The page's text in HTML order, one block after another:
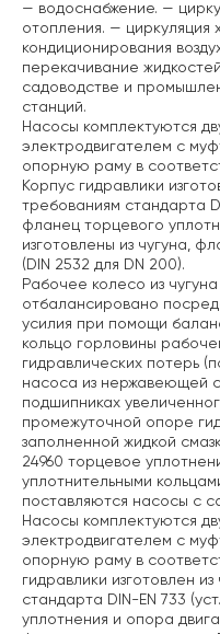
— водоснабжение. —
отопления. — циркуляция
кондиционирования
перекачивание
садоводстве и
станций.
Насосы комплектуются
электродвигателем с
опорную раму в
Корпус гидравлики
требованиям стандарта
фланец торцевого
изготовлены из чугуна,
(DIN 2532 для DN 200).
Рабочее колесо из
отбалансировано
усилия при помощи
кольцо горловины
гидравлических потерь
насоса из нержавеющей
подшипниках
промежуточной опоре
заполненной жидкой
24960 торцевое
уплотнительными
поставляются насосы с
Насосы комплектуются
электродвигателем с
опорную раму в
гидравлики изготовлен
стандарта DIN-EN 733
уплотнения и опора